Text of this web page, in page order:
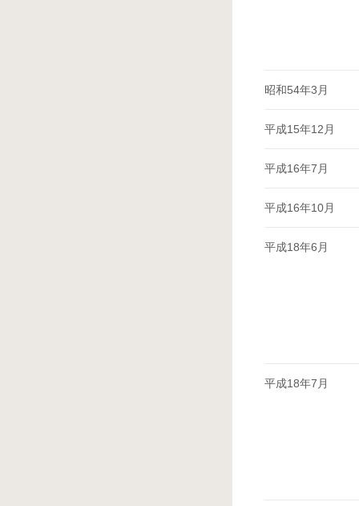
昭和54年3月
平成15年12月
平成16年7月
平成16年10月
平成18年6月
平成18年7月